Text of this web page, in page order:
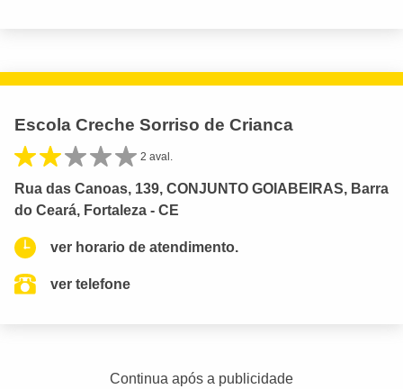
Escola Creche Sorriso de Crianca
2 aval.
Rua das Canoas, 139, CONJUNTO GOIABEIRAS, Barra
do Ceará, Fortaleza - CE
ver horario de atendimento.
ver telefone
Continua após a publicidade